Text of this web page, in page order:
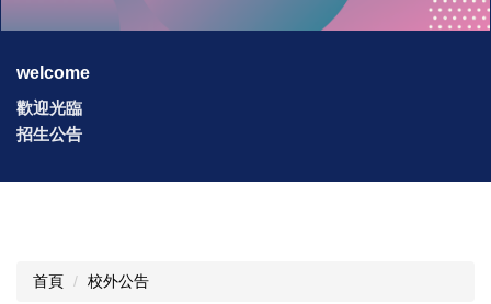
welcome
歡迎光臨
招生公告
首頁 校外公告